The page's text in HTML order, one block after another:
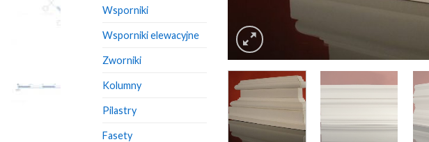
Wsporniki
Wsporniki elewacyjne
Zworniki
Kolumny
Pilastry
Fasety